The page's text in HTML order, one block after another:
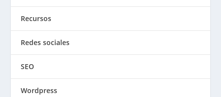
Recursos
Redes sociales
SEO
Wordpress